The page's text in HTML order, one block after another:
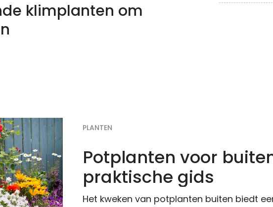
klimplanten om
PLANTEN
Potplanten voor
praktische gids
Het kweken van potplanten buiten biedt